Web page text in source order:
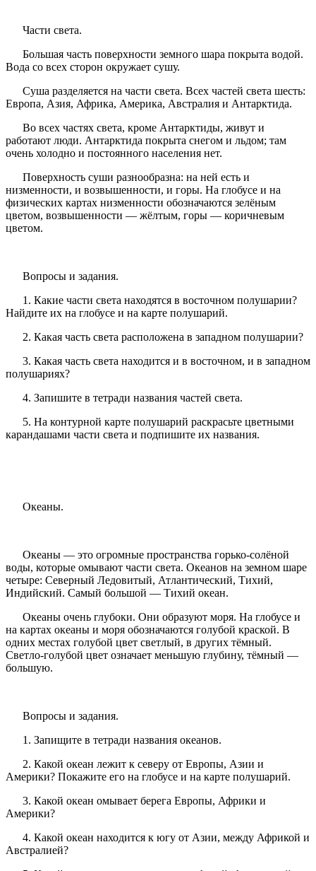
Части света.
Большая часть поверхности земного шара покрыта водой.
Вода со всех сторон окружает сушу.
Суша разделяется на части света. Всех частей света шесть:
Европа, Азия, Африка, Америка, Австралия и Антарктида.
Во всех частях света, кроме Антарктиды, живут и
работают люди. Антарктида покрыта снегом и льдом; там
очень холодно и постоянного населения нет.
Поверхность суши разнообразна: на ней есть и
низменности, и возвышенности, и горы. На глобусе и на
физических картах низменности обозначаются зелёным
цветом, возвышенности — жёлтым, горы — коричневым
цветом.
Вопросы и задания.
1. Какие части света находятся в восточном полушарии?
Найдите их на глобусе и на карте полушарий.
2. Какая часть света расположена в западном полушарии?
3. Какая часть света находится и в восточном, и в западном
полушариях?
4. Запишите в тетради названия частей света.
5. На контурной карте полушарий раскрасьте цветными
карандашами части света и подпишите их названия.
Океаны.
Океаны — это огромные пространства горько-солёной
воды, которые омывают части света. Океанов на земном шаре
четыре: Северный Ледовитый, Атлантический, Тихий,
Индийский. Самый большой — Тихий океан.
Океаны очень глубоки. Они образуют моря. На глобусе и
на картах океаны и моря обозначаются голубой краской. В
одних местах голубой цвет светлый, в других тёмный.
Светло-голубой цвет означает меньшую глубину, тёмный —
большую.
Вопросы и задания.
1. Запищите в тетради названия океанов.
2. Какой океан лежит к северу от Европы, Азии и
Америки? Покажите его на глобусе и на карте полушарий.
3. Какой океан омывает берега Европы, Африки и
Америки?
4. Какой океан находится к югу от Азии, между Африкой и
Австралией?